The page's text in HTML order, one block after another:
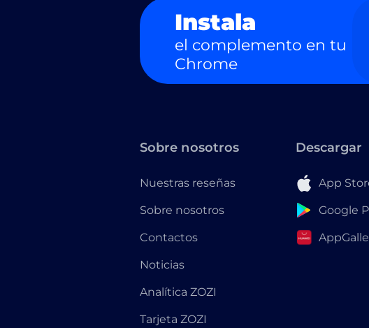
Instala
el complemento en tu
Chrome
Sobre nosotros
Nuestras reseñas
Sobre nosotros
Contactos
Noticias
Analítica ZOZI
Tarjeta ZOZI
Descargar
App
Google